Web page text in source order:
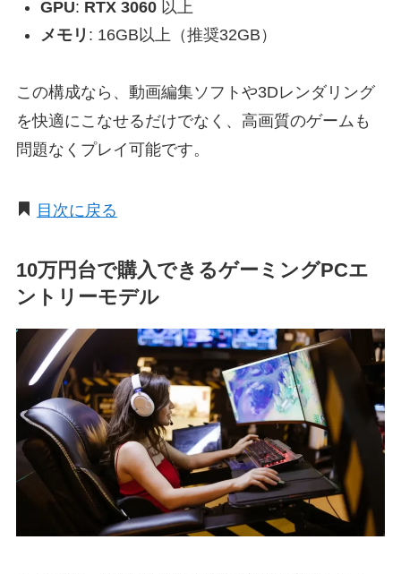
GPU: RTX 3060以上
メモリ : 16GB以上（推奨32GB）
この構成なら、動画編集ソフトや3Dレンダリング
を快適にこなせるだけでなく、高画質のゲームも
問題なくプレイ可能です。
目次に戻る
10万円台で購入できるゲーミングPCエ
ントリーモデル